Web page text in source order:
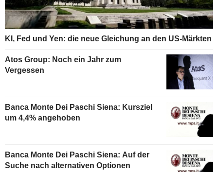
KI, Fed und Yen: die neue Gleichung an den US-Märkten
Atos Group: Noch ein Jahr zum
Vergessen
Banca Monte Dei Paschi Siena: Kursziel
um 4,4% angehoben
Banca Monte Dei Paschi Siena: Auf der
Suche nach alternativen Optionen